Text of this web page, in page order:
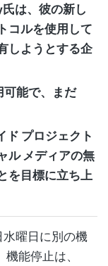
は、彼の新し
コルを使用して
しようとする企
可能で、まだ
ド プロジェクト
ル メディアの無
を目標に立ち上
水曜日に別の機
能停止は、